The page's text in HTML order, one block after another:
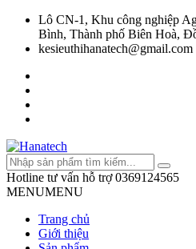
Lô CN-1, Khu công nghiệp
Bình, Thành phố Biên Hoà,
kesieuthihanatech@gmail.com
Hotline tư vấn hỗ trợ 0369124565
MENUMENU
Trang chủ
Giới thiệu